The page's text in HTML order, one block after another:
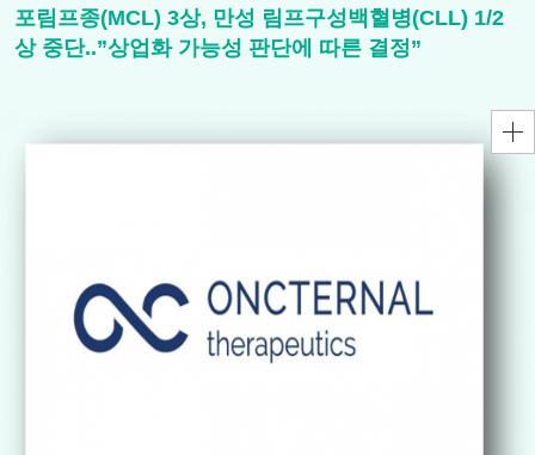
포림프종(MCL) 3상, 만성 림프구성백혈병(CLL) 1/2
상 중단..”상업화 가능성 판단에 따른 결정”